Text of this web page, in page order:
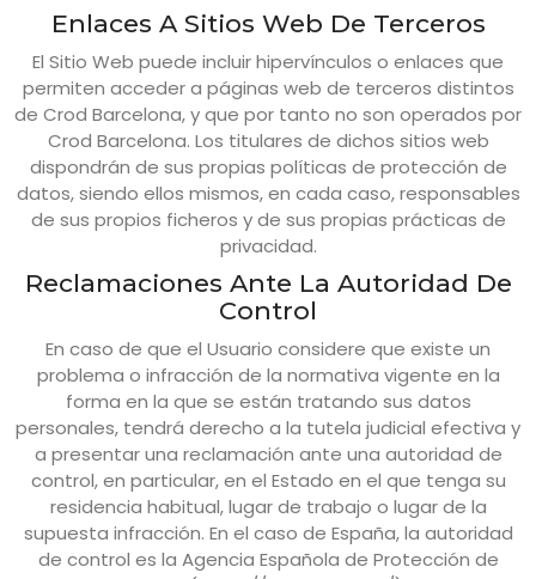
Enlaces A Sitios Web De Terceros
El Sitio Web puede incluir hipervínculos o enlaces que
permiten acceder a páginas web de terceros distintos
de Crod Barcelona, y que por tanto no son operados por
Crod Barcelona. Los titulares de dichos sitios web
dispondrán de sus propias políticas de protección de
datos, siendo ellos mismos, en cada caso, responsables
de sus propios ficheros y de sus propias prácticas de
privacidad.
Reclamaciones Ante La Autoridad De
Control
En caso de que el Usuario considere que existe un
problema o infracción de la normativa vigente en la
forma en la que se están tratando sus datos
personales, tendrá derecho a la tutela judicial efectiva y
a presentar una reclamación ante una autoridad de
control, en particular, en el Estado en el que tenga su
residencia habitual, lugar de trabajo o lugar de la
supuesta infracción. En el caso de España, la autoridad
de control es la Agencia Española de Protección de